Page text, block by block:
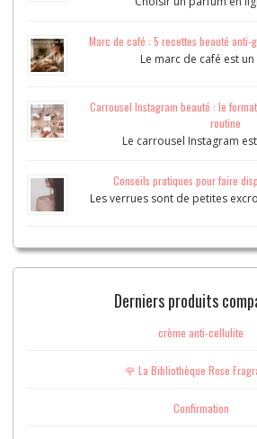
Marc de café : 5 recettes beauté anti-
Le marc de café est
Carrousel Instagram beauté : le
routine
Le carrousel Instagram
Conseils pratiques pour faire
Les verrues sont de petites
Derniers produits
crème anti-cellulite
🌹 La Bibliothèque Rose
Confirmation